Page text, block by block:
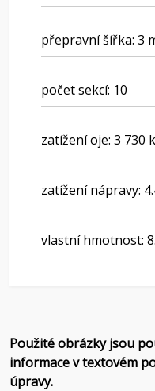
přepravní šířka: 3
počet sekcí: 10
zatížení oje: 3 730
zatížení nápravy:
vlastní hmotnost:
Použité obrázky jsou
informace v textovém
úpravy.